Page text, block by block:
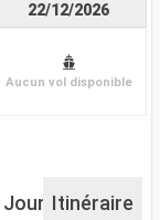
22/12/2026
Aucun vol disponible
Jour 12 Jour 13
Itinéraire